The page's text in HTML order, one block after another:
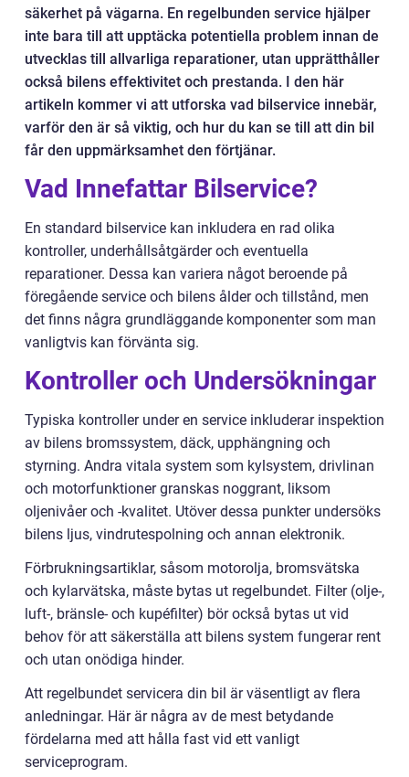
säkerhet på vägarna. En regelbunden service hjälper
inte bara till att upptäcka potentiella problem innan de
utvecklas till allvarliga reparationer, utan upprätthåller
också bilens effektivitet och prestanda. I den här
artikeln kommer vi att utforska vad bilservice innebär,
varför den är så viktig, och hur du kan se till att din bil
får den uppmärksamhet den förtjänar.
Vad Innefattar Bilservice?
En standard bilservice kan inkludera en rad olika
kontroller, underhållsåtgärder och eventuella
reparationer. Dessa kan variera något beroende på
föregående service och bilens ålder och tillstånd, men
det finns några grundläggande komponenter som man
vanligtvis kan förvänta sig.
Kontroller och Undersökningar
Typiska kontroller under en service inkluderar inspektion
av bilens bromssystem, däck, upphängning och
styrning. Andra vitala system som kylsystem, drivlinan
och motorfunktioner granskas noggrant, liksom
oljenivåer och -kvalitet. Utöver dessa punkter undersöks
bilens ljus, vindrutespolning och annan elektronik.
Förbrukningsartiklar, såsom motorolja, bromsvätska
och kylarvätska, måste bytas ut regelbundet. Filter (olje-,
luft-, bränsle- och kupéfilter) bör också bytas ut vid
behov för att säkerställa att bilens system fungerar rent
och utan onödiga hinder.
Att regelbundet servicera din bil är väsentligt av flera
anledningar. Här är några av de mest betydande
fördelarna med att hålla fast vid ett vanligt
serviceprogram.